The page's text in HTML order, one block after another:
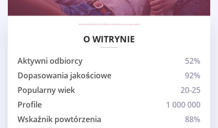
O WITRYNIE
Aktywni odbiorcy
52%
Dopasowania jakościowe
92%
Popularny wiek
20-25
Profile
1 000 000
Wskaźnik powtórzenia
88%